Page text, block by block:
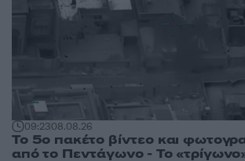
09:2308.08.26
Το 5ο πακέτο βίντεο και
από το Πεντάγωνο - Το «τρίγωνο»